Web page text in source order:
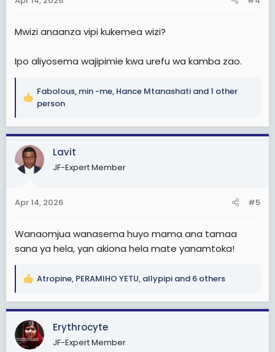
Mwizi anaanza vipi kukemea wizi?
Ipo aliyosema wajipimie kwa urefu wa kamba zao.
R
a
c
t
i
o
s
Fabolous, min -me, Hance Mtanashati and 1 other
person
Lavit
JF-Expert Member
Apr 14, 2026 #5
Wanaomjua wanasema huyo mama ana tamaa
sana ya hela, yan akiona hela mate yanamtoka!
R
a
c
t
i
Atropine, PERAMIHO YETU, allypipi and 6 others
Erythrocyte
JF-Expert Member